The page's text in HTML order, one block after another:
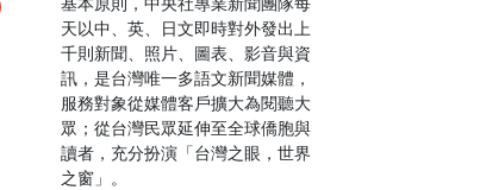
天以中、英、日文即時對外發出上
千則新聞、照片、圖表、影音與資
訊，是台灣唯一多語文新聞媒體，
服務對象從媒體客戶擴大為閱聽大
眾；從台灣民眾延伸至全球僑胞與
讀者，充分扮演「台灣之眼，世界
之窗」。